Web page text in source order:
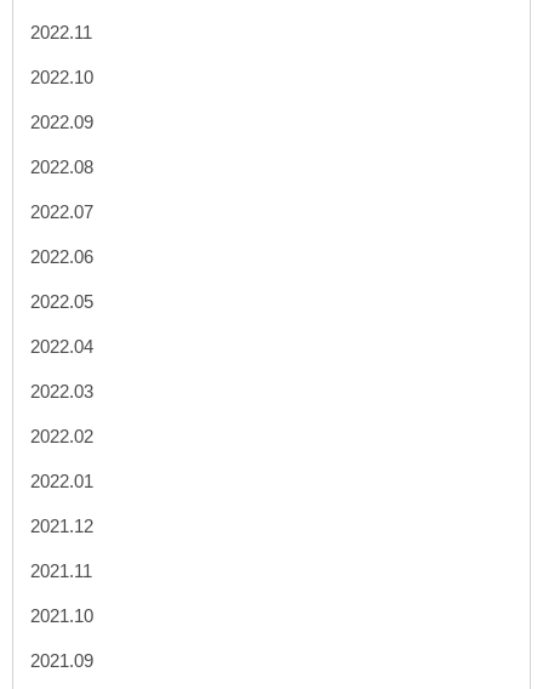
2022.11
2022.10
2022.09
2022.08
2022.07
2022.06
2022.05
2022.04
2022.03
2022.02
2022.01
2021.12
2021.11
2021.10
2021.09